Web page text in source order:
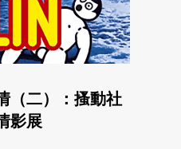
（二）：搔動社
影展